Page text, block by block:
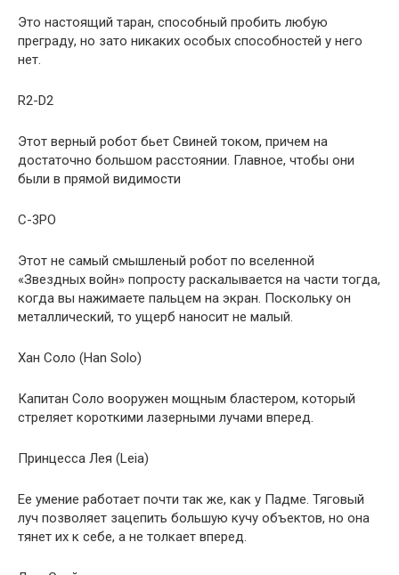
Это настоящий таран, способный пробить любую
преграду, но зато никаких особых способностей у него
нет.
R2-D2
Этот верный робот бьет Свиней током, причем на
достаточно большом расстоянии. Главное, чтобы они
были в прямой видимости
C-3PO
Этот не самый смышленый робот по вселенной
«Звездных войн» попросту раскалывается на части тогда,
когда вы нажимаете пальцем на экран. Поскольку он
металлический, то ущерб наносит не малый.
Хан Соло (Han Solo)
Капитан Соло вооружен мощным бластером, который
стреляет короткими лазерными лучами вперед.
Принцесса Лея (Leia)
Ее умение работает почти так же, как у Падме. Тяговый
луч позволяет зацепить большую кучу объектов, но она
тянет их к себе, а не толкает вперед.